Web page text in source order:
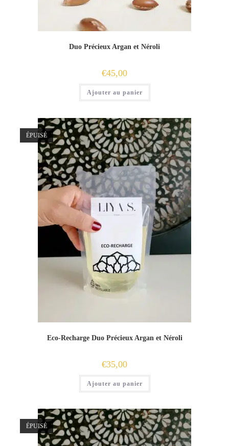
Duo Précieux Argan et Néroli
€45,00
Ajouter au panier
ÉPUISÉ
Eco-Recharge Duo Précieux Argan et Néroli
€35,00
Ajouter au panier
ÉPUISÉ